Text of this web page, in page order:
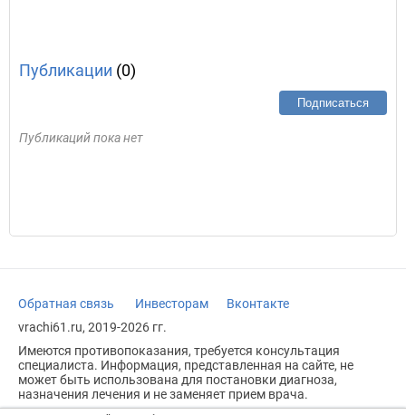
Публикации (0)
Подписаться
Публикаций пока нет
Обратная связь Инвесторам
Вконтакте
vrachi61.ru, 2019-2026 гг.
Имеются противопоказания, требуется консультация
специалиста. Информация, представленная на сайте, не
может быть использована для постановки диагноза,
назначения лечения и не заменяет прием врача.